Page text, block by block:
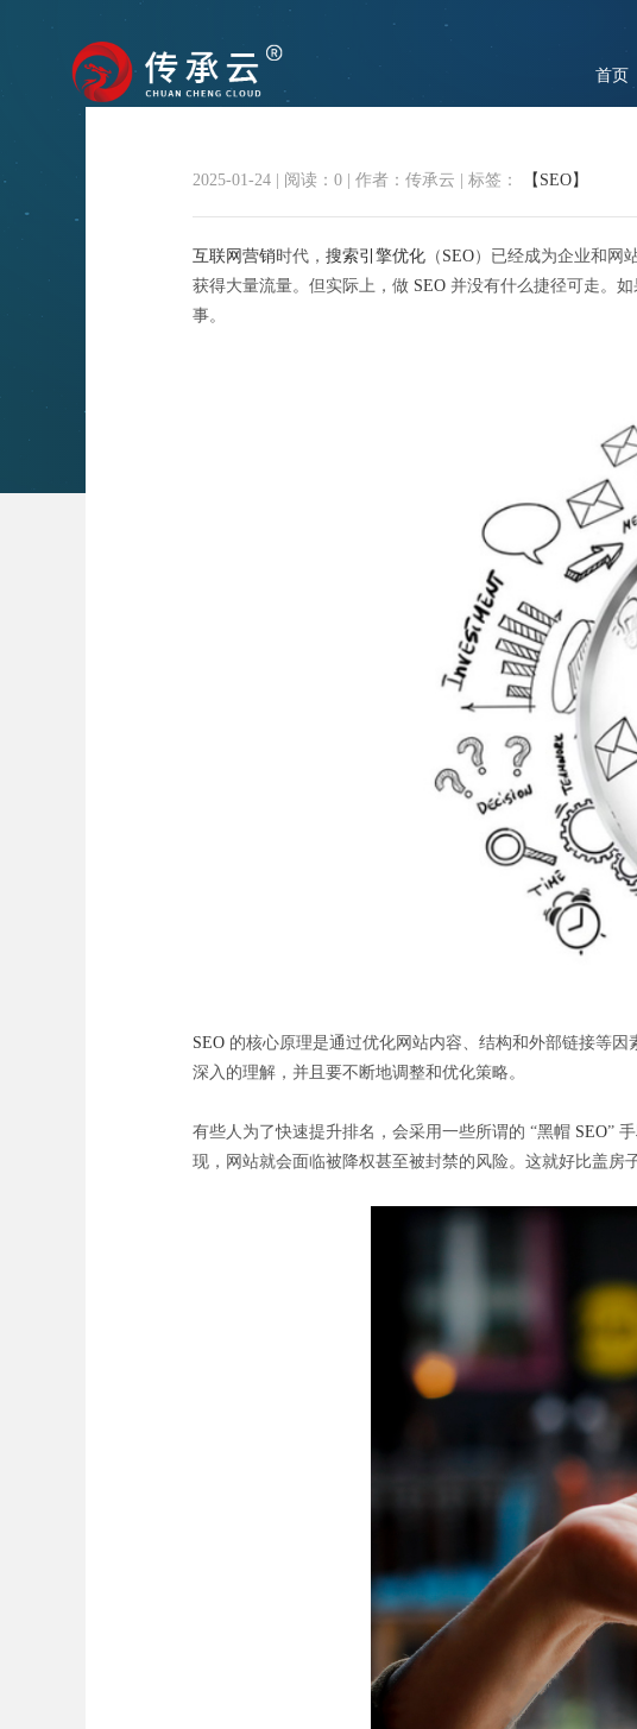
首页
2025-01-24 阅读： 0 作者：传承云 标签： 【SEO】
互联网营销时代， 搜索引擎优化 （ SEO）已经成为企业和网
获得大量流量。但实际上，做 SEO 并没有什么捷径可走。
事。
SEO 的核心原理是通过优化网站内容、结构和外部链接等
深入的理解，并且要不断地调整和优化策略。
有些人为了快速提升排名，会采用一些所谓的 “黑帽 SEO”
现，网站就会面临被降权甚至被封禁的风险。这就好比盖房